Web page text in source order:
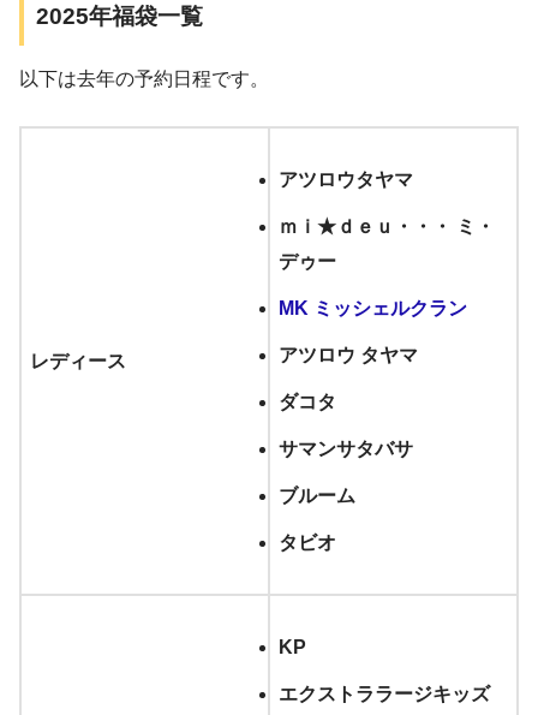
2025年福袋一覧
以下は去年の予約日程です。
レディース
アツロウタヤマ
ｍｉ★ｄｅｕ・・・ ミ・
デゥー
MK ミッシェルクラン
アツロウ タヤマ
ダコタ
サマンサタバサ
ブルーム
タビオ
KP
エクストララージキッズ